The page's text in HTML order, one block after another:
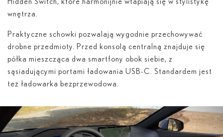
wnętrza.
Praktyczne schowki pozwalają wygodnie przechowywać
drobne przedmioty. Przed konsolą centralną znajduje się
półka mieszcząca dwa smartfony obok siebie, z
sąsiadującymi portami ładowania USB-C. Standardem jest
też ładowarka bezprzewodowa.